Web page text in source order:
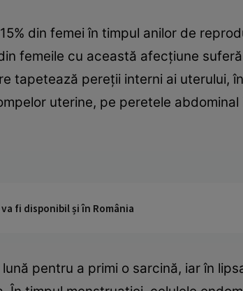
din femei în timpul anilor de
femeile cu această afecţiune
tapetează pereţii interni ai uterului,
uterine, pe peretele abdominal
fi disponibil și în România
pentru a primi o sarcină, iar în